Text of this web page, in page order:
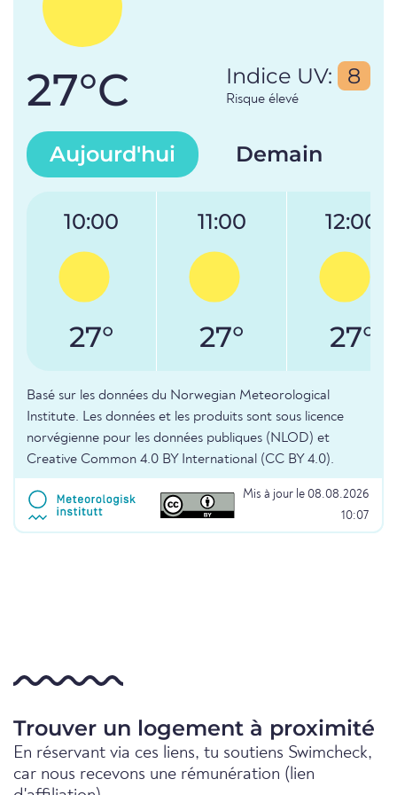
27°C Indice UV: 8
Risque élevé
Aujourd'hui Demain
10:00
27°
11:00
27°
12:00
27°
Basé sur les données du Norwegian Meteorological
Institute. Les données et les produits sont sous licence
norvégienne pour les données publiques (NLOD) et
Creative Common 4.0 BY International (CC BY 4.0).
Mis à jour le 08.08.2026
10:07
Trouver un logement à proximité
En réservant via ces liens, tu soutiens Swimcheck,
car nous recevons une rémunération (lien